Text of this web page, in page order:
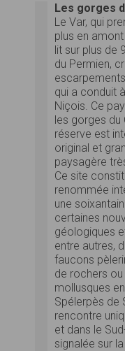
Les gorges
Le Var, qui
plus en
lit sur plus de
du Permien,
qui a conduit
Niçois. Ce
les gorges du
réserve est
original et
paysagère
Ce site
renommée
une
certaines
géologiques
entre autres,
faucons
de rochers
mollusques
Spélerpès de
rencontre
et dans le
signalée sur